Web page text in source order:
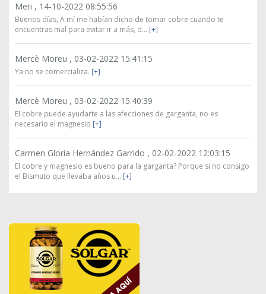
Meri , 14-10-2022 08:55:56
Buenos días, A mí me habían dicho de tomar cobre cuando te
encuentras mal para evitar ir a más, d... [+]
Mercè Moreu , 03-02-2022 15:41:15
Ya no se comercializa. [+]
Mercè Moreu , 03-02-2022 15:40:39
El cobre puede ayudarte a las afecciones de garganta, no es
necesario el magnesio [+]
Carmen Gloria Hernández Garrido , 02-02-2022 12:03:15
El cobre y magnesio es bueno para la garganta? Porque si no consigo
el Bismuto que llevaba años u... [+]